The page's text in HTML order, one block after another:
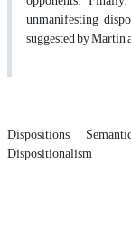
unmanifesting
suggested by Martin
Dispositions
Dispositionalism